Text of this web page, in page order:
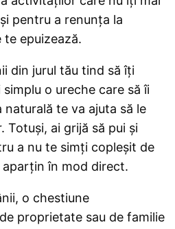
pentru a renunța la
te epuizează.
din jurul tău tind să îți
o ureche care să îi
te va ajuta să le
Totuși, ai grijă să pui și
a nu te simți copleșit de
în mod direct.
o chestiune
proprietate sau de familie